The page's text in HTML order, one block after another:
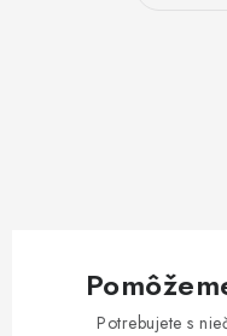
Potrebujete s